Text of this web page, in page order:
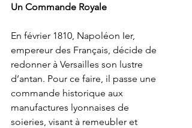
Un Commande Royale
En février 1810, Napoléon Ier,
empereur des Français, décide de
redonner à Versailles son lustre
d’antan. Pour ce faire, il passe une
commande historique aux
manufactures lyonnaises de
soieries, visant à remeubler et